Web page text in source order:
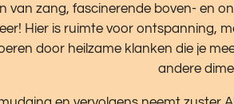
van zang, fascinerende boven- en
Hier is ruimte voor ontspanning,
door heilzame klanken die je
andere